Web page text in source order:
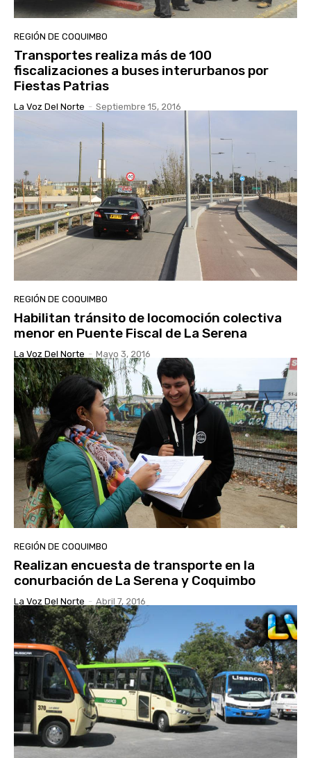
REGIÓN DE COQUIMBO
Transportes realiza más de 100
fiscalizaciones a buses interurbanos por
Fiestas Patrias
La Voz Del Norte - Septiembre 15, 2016
REGIÓN DE COQUIMBO
Habilitan tránsito de locomoción colectiva
menor en Puente Fiscal de La Serena
La Voz Del Norte - Mayo 3, 2016
REGIÓN DE COQUIMBO
Realizan encuesta de transporte en la
conurbación de La Serena y Coquimbo
La Voz Del Norte - Abril 7, 2016